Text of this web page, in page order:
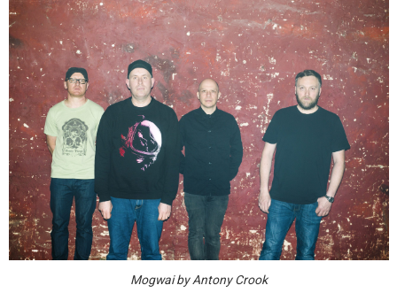
Mogwai by Antony Crook